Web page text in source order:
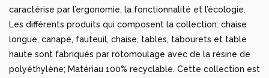
caractérise par l’ergonomie, la fonctionnalité et l’écologie.
Les différents produits qui composent la collection: chaise
longue, canapé, fauteuil, chaise, tables, tabourets et table
haute sont fabriqués par rotomoulage avec de la résine de
polyéthylène; Matériau 100% recyclable. Cette collection est